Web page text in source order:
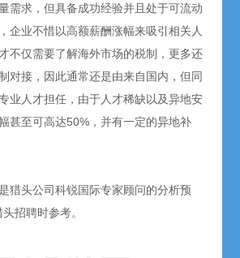
需求，但具备成功经验并且处于可流动
企业不惜以高额薪酬涨幅来吸引相关人
不仅需要了解海外市场的税制，更多还
对接，因此通常还是由来自国内，但同
业人才担任，由于人才稀缺以及异地安
甚至可高达50%，并有一定的异地补
猎头公司科锐国际专家顾问的分析预
招聘时参考。